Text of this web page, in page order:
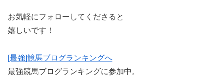
お気軽にフォローしてくださると
嬉しいです！
[最強]競馬ブログランキングへ
最強競馬ブログランキングに参加中。